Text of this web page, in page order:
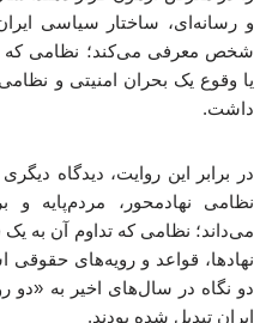
و رسانه‌ای، ساختار سیاسی
شخص معرفی می‌کند؛ نظامی
یا وقوع یک بحران امنیتی و
داشت.
در برابر این روایت، دیدگاه
نظامی نهادمحور، مردم‌پایه و
می‌داند؛ نظامی که تداوم آن به
نهادها، قواعد و رویه‌های حقوقی
دو نگاه در سال‌های اخیر به «دو
ایران تبدیل شده بودند.